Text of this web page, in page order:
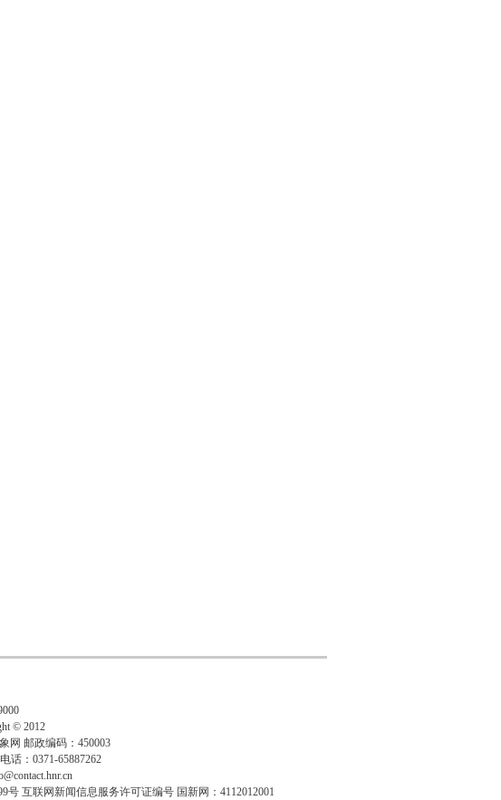
© 2012
网 邮政编码：450003
话：0371-65887262
号 互联网新闻信息服务许可证编号 国新网：4112012001